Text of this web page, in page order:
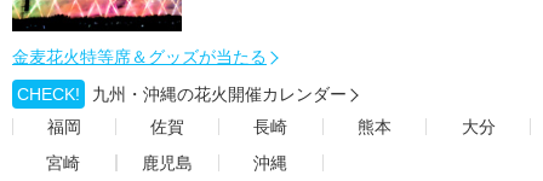
金麦花火特等席＆グッズが当たる
CHECK!
九州・沖縄の花火開催カレンダー
福岡
佐賀 長崎 熊本
大分
宮崎
鹿児島 沖縄